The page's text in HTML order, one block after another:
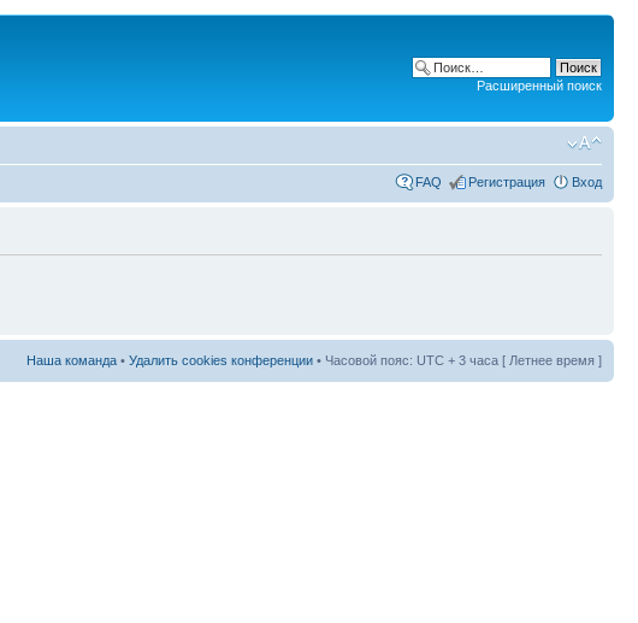
Расширенный поиск
FAQ Регистрация Вход
Наша команда • Удалить cookies конференции • Часовой пояс: UTC + 3 часа [ Летнее время ]